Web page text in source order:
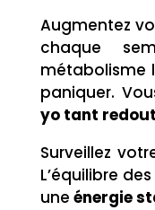
Augmentez
chaque
métabolisme
paniquer.
yo tant
Surveillez
L’équilibre
une énergie